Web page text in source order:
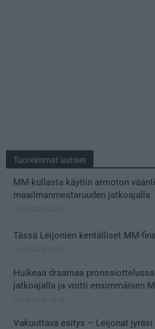
Tuoreimmat uutiset
MM-kullasta käytiin armoton
maailmanmestaruuden jatkoajalla
Tässä Leijonien kentälliset MM-
Huikeaa draamaa
jatkoajalla ja voitti ensimmäisen
Vakuuttava esitys – Leijonat jyräsi